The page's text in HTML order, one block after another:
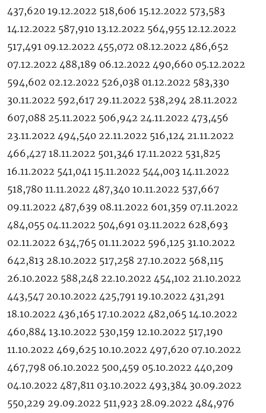
437,620 19.12.2022 518,606 15.12.2022 573,583
14.12.2022 587,910 13.12.2022 564,955 12.12.2022
517,491 09.12.2022 455,072 08.12.2022 486,652
07.12.2022 488,189 06.12.2022 490,660 05.12.2022
594,602 02.12.2022 526,038 01.12.2022 583,330
30.11.2022 592,617 29.11.2022 538,294 28.11.2022
607,088 25.11.2022 506,942 24.11.2022 473,456
23.11.2022 494,540 22.11.2022 516,124 21.11.2022
466,427 18.11.2022 501,346 17.11.2022 531,825
16.11.2022 541,041 15.11.2022 544,003 14.11.2022
518,780 11.11.2022 487,340 10.11.2022 537,667
09.11.2022 487,639 08.11.2022 601,359 07.11.2022
484,055 04.11.2022 504,691 03.11.2022 628,693
02.11.2022 634,765 01.11.2022 596,125 31.10.2022
642,813 28.10.2022 517,258 27.10.2022 568,115
26.10.2022 588,248 22.10.2022 454,102 21.10.2022
443,547 20.10.2022 425,791 19.10.2022 431,291
18.10.2022 436,165 17.10.2022 482,065 14.10.2022
460,884 13.10.2022 530,159 12.10.2022 517,190
11.10.2022 469,625 10.10.2022 497,620 07.10.2022
467,798 06.10.2022 500,459 05.10.2022 440,209
04.10.2022 487,811 03.10.2022 493,384 30.09.2022
550,229 29.09.2022 511,923 28.09.2022 484,976